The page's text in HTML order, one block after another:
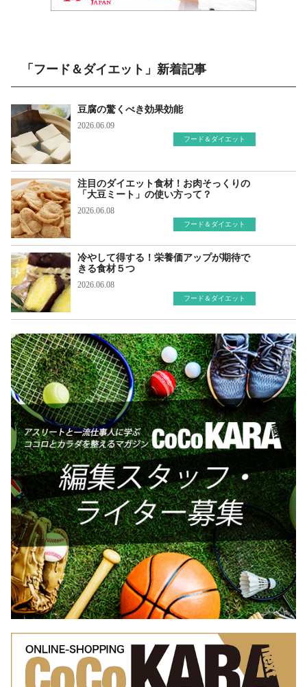
「フード＆ダイエット」新着記事
豆腐の驚くべき効果効能
2026.06.09
フード＆ダイエット
注目のダイエット食材！お肉そっくりの
「大豆ミート」の使い方って？
2026.06.08
フード＆ダイエット
冷やして得する！栄養価アップが期待で
きる食材５つ
2026.06.08
フード＆ダイエット